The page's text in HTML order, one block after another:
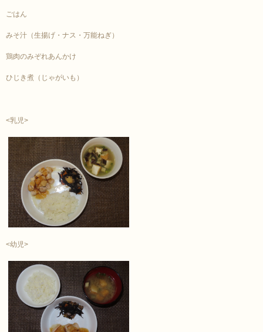
ごはん
みそ汁（生揚げ・ナス・万能ねぎ）
鶏肉のみぞれあんかけ
ひじき煮（じゃがいも）
<乳児>
<幼児>